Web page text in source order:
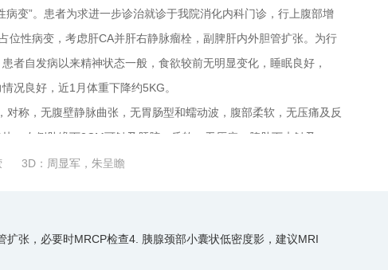
病变”。患者为求进一步诊治就诊于我院消化内科门诊，行上腹部增
位性病变，考虑肝CA并肝右静脉瘤栓，副脾肝内外胆管扩张。为行
者自发病以来精神状态一般，食欲较前无明显变化，睡眠良好，
况良好，近1月体重下降约5KG。
称，无腹壁静脉曲张，无胃肠型和蠕动波，腹部柔软，无压痛及反
。右侧肋缘下2CM可触及肝脏，质软，无压痛，脾肋下未触及，
腹部叩诊：肝上界在右锁骨中线第五肋间，肝、肾区无叩击痛，无移
3D：周显军，朱呈瞻
张，必要时MRCP检查4. 胰腺颈部小囊状低密度影，建议MRI